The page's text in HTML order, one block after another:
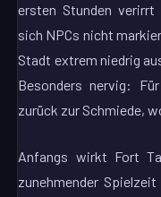
ersten Stunden verirrt
sich NPCs nicht
Stadt extrem niedrig
Besonders nervig:
zurück zur Schmiede,
Anfangs wirkt Fort
zunehmender